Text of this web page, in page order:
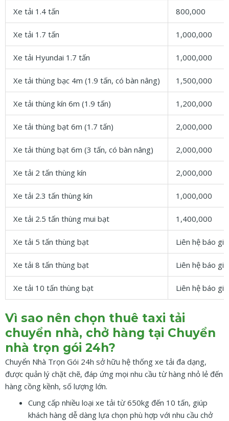
Xe tải 1.4 tấn 800,000
Xe tải 1.7 tấn 1,000,000
Xe tải Hyundai 1.7 tấn 1,000,000
Xe tải thùng bạc 4m (1.9 tấn, có bàn nâng) 1,500,000
Xe tải thùng kín 6m (1.9 tấn) 1,200,000
Xe tải thùng bạt 6m (1.7 tấn) 2,000,000
Xe tải thùng bạt 6m (3 tấn, có bàn nâng) 2,000,000
Xe tải 2 tấn thùng kín 2,000,000
Xe tải 2.3 tấn thùng kín 1,000,000
Xe tải 2.5 tấn thùng mui bạt 1,400,000
Xe tải 5 tấn thùng bạt Liên hệ báo giá
Xe tải 8 tấn thùng bạt Liên hệ báo giá
Xe tải 10 tấn thùng bạt Liên hệ báo giá
Vì sao nên chọn thuê taxi tải
chuyển nhà, chở hàng tại Chuyển
nhà trọn gói 24h?
Chuyển Nhà Trọn Gói 24h sở hữu hệ thống xe tải đa dạng,
được quản lý chặt chẽ, đáp ứng mọi nhu cầu từ hàng nhỏ lẻ đến
hàng cồng kềnh, số lượng lớn.
Cung cấp nhiều loại xe tải từ 650kg đến 10 tấn, giúp
khách hàng dễ dàng lựa chọn phù hợp với nhu cầu chở